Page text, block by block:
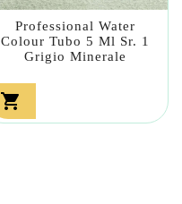
Professional Water
Colour Tubo 5 Ml Sr. 1
Grigio Minerale
